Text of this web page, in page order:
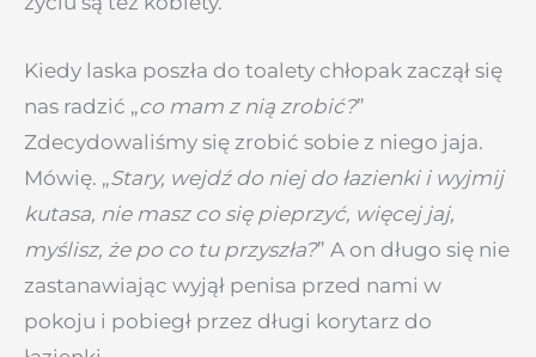
Kiedy laska poszła do toalety chłopak zaczął się
nas radzić „co mam z nią zrobić?”
Zdecydowaliśmy się zrobić sobie z niego jaja.
Mówię. „Stary, wejdź do niej do łazienki i wyjmij
kutasa, nie masz co się pieprzyć, więcej jaj,
myślisz, że po co tu przyszła?” A on długo się nie
zastanawiając wyjął penisa przed nami w
pokoju i pobiegł przez długi korytarz do